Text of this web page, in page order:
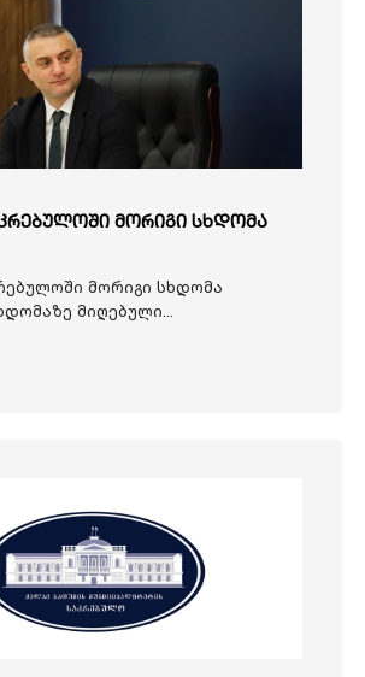
მორიგი სხდომა
მორიგი სხდომა
მიღებული...